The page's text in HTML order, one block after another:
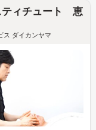
ティチュート 恵
ダイカンヤマ